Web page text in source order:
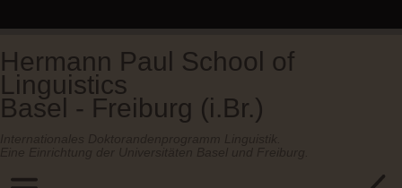
Hermann Paul School of
Linguistics
Basel - Freiburg (i.Br.)